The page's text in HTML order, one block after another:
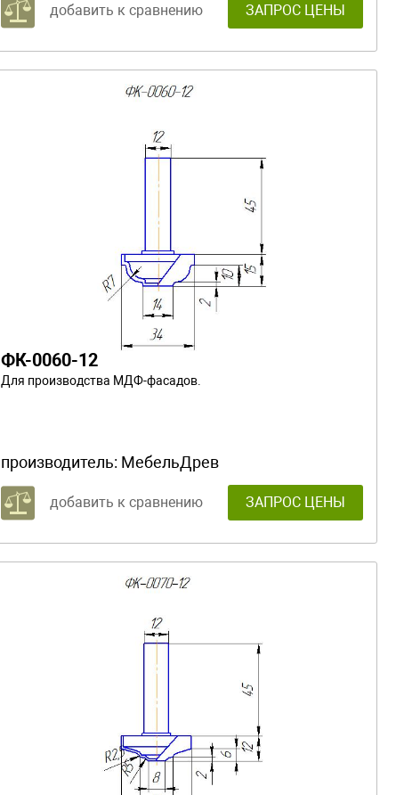
добавить к сравнению ЗАПРОС ЦЕНЫ
ФК-0060-12
Для производства МДФ-фасадов.
производитель: МебельДрев
добавить к сравнению ЗАПРОС ЦЕНЫ